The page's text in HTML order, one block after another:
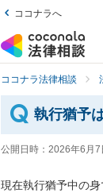
ココナラへ
ココナラ法律相談
執行猶予
公開日時： 2026年6月7
現在執行猶予中の身